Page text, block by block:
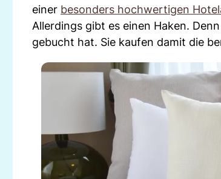
einer besonders hochwertigen
Allerdings gibt es einen Haken.
gebucht hat. Sie kaufen damit die